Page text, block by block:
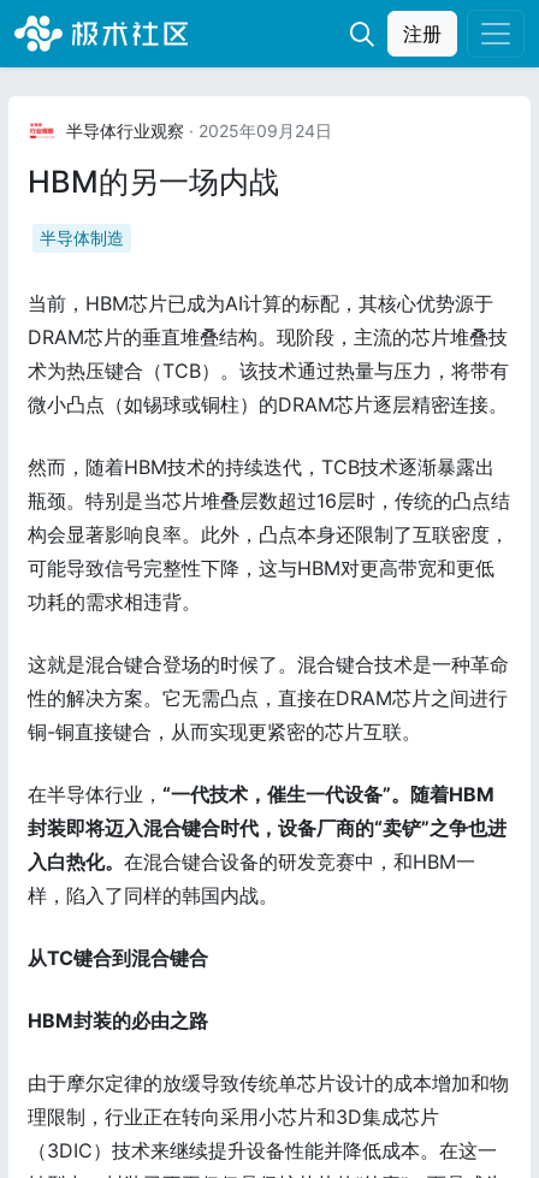
注册
半导体行业观察 · 2025年09月24日
HBM的另一场内战
半导体制造
当前，HBM芯片已成为AI计算的标配，其核心优势源于
DRAM芯片的垂直堆叠结构。现阶段，主流的芯片堆叠技
术为热压键合（TCB）。该技术通过热量与压力，将带有
微小凸点（如锡球或铜柱）的DRAM芯片逐层精密连接。
然而，随着HBM技术的持续迭代，TCB技术逐渐暴露出
瓶颈。特别是当芯片堆叠层数超过16层时，传统的凸点结
构会显著影响良率。此外，凸点本身还限制了互联密度，
可能导致信号完整性下降，这与HBM对更高带宽和更低
功耗的需求相违背。
这就是混合键合登场的时候了。混合键合技术是一种革命
性的解决方案。它无需凸点，直接在DRAM芯片之间进行
铜-铜直接键合，从而实现更紧密的芯片互联。
在半导体行业， “一代技术，催生一代设备”。随着HBM
封装即将迈入混合键合时代，设备厂商的“卖铲”之争也进
入白热化。 在混合键合设备的研发竞赛中，和HBM一
样，陷入了同样的韩国内战。
从TC键合到混合键合
HBM封装的必由之路
由于摩尔定律的放缓导致传统单芯片设计的成本增加和物
理限制，行业正在转向采用小芯片和3D集成芯片
（3DIC）技术来继续提升设备性能并降低成本。在这一